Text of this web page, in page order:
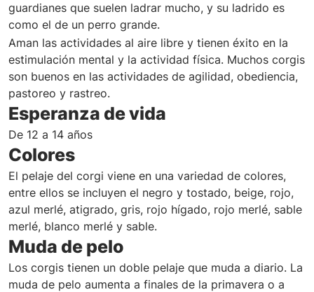
guardianes que suelen ladrar mucho, y su ladrido es
como el de un perro grande.
Aman las actividades al aire libre y tienen éxito en la
estimulación mental y la actividad física. Muchos corgis
son buenos en las actividades de agilidad, obediencia,
pastoreo y rastreo.
Esperanza de vida
De 12 a 14 años
Colores
El pelaje del corgi viene en una variedad de colores,
entre ellos se incluyen el negro y tostado, beige, rojo,
azul merlé, atigrado, gris, rojo hígado, rojo merlé, sable
merlé, blanco merlé y sable.
Muda de pelo
Los corgis tienen un doble pelaje que muda a diario. La
muda de pelo aumenta a finales de la primavera o a